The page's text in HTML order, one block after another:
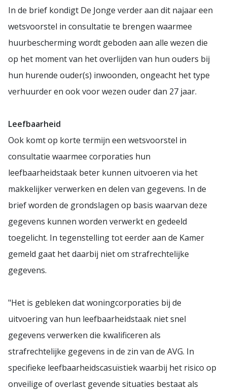
In de brief kondigt De Jonge verder aan dit najaar een
wetsvoorstel in consultatie te brengen waarmee
huurbescherming wordt geboden aan alle wezen die
op het moment van het overlijden van hun ouders bij
hun hurende ouder(s) inwoonden, ongeacht het type
verhuurder en ook voor wezen ouder dan 27 jaar.
Leefbaarheid
Ook komt op korte termijn een wetsvoorstel in
consultatie waarmee corporaties hun
leefbaarheidstaak beter kunnen uitvoeren via het
makkelijker verwerken en delen van gegevens. In de
brief worden de grondslagen op basis waarvan deze
gegevens kunnen worden verwerkt en gedeeld
toegelicht. In tegenstelling tot eerder aan de Kamer
gemeld gaat het daarbij niet om strafrechtelijke
gegevens.
"Het is gebleken dat woningcorporaties bij de
uitvoering van hun leefbaarheidstaak niet snel
gegevens verwerken die kwalificeren als
strafrechtelijke gegevens in de zin van de AVG. In
specifieke leefbaarheidscasuïstiek waarbij het risico op
onveilige of overlast gevende situaties bestaat als